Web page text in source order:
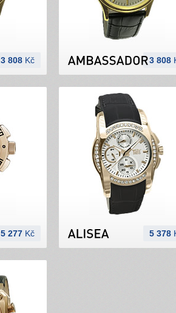
3 808 Kč 3 808
5 277 Kč 5 378